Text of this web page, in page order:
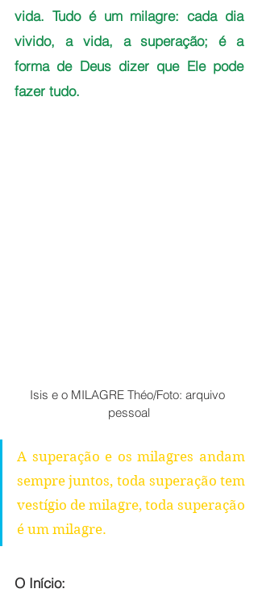
vida. Tudo é um milagre: cada dia
vivido, a vida, a superação; é a
forma de Deus dizer que Ele pode
fazer tudo.
Isis e o MILAGRE Théo/Foto: arquivo
pessoal
A superação e os milagres andam
sempre juntos, toda superação tem
vestígio de milagre, toda superação
é um milagre.
O Início: